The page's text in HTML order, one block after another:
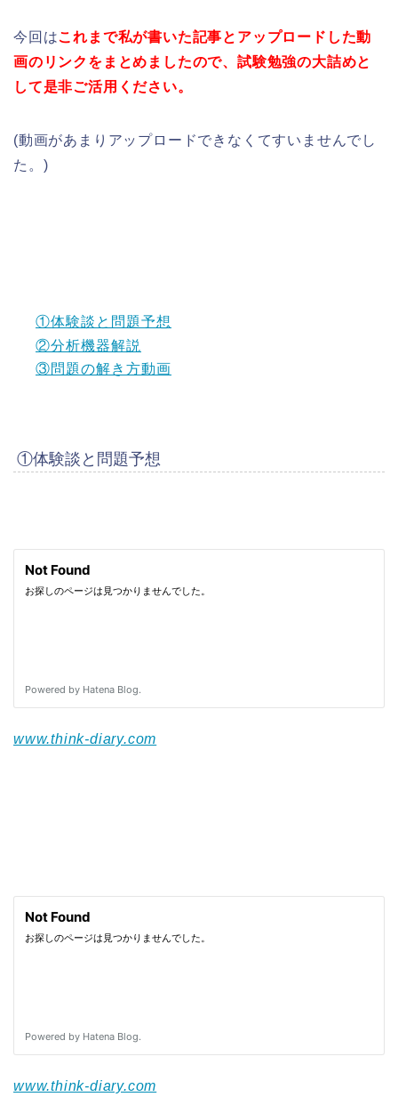
今回はこれまで私が書いた記事とアップロードした動
画のリンクをまとめましたので、試験勉強の大詰めと
して是非ご活用ください。
(動画があまりアップロードできなくてすいませんでし
た。)
①体験談と問題予想
②分析機器解説
③問題の解き方動画
①体験談と問題予想
www.think-diary.com
www.think-diary.com